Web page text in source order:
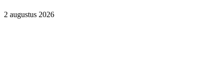
2 augustus 2026